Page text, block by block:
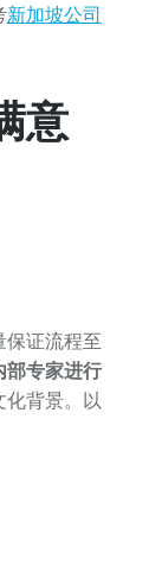
新加坡公司
意
保证流程至
部专家进行
背景。以